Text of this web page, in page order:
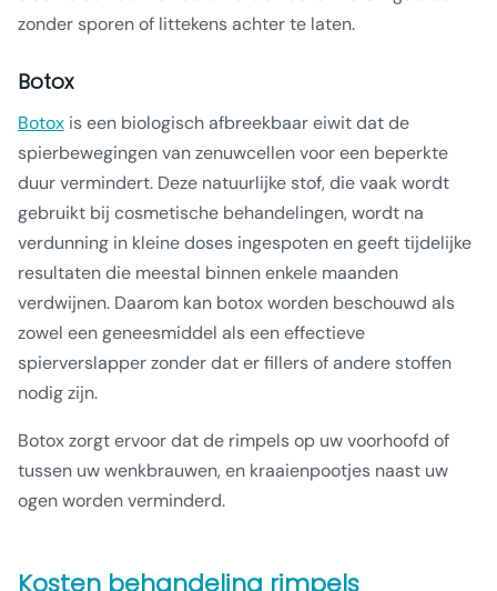
zonder sporen of littekens achter te laten.
Botox
Botox is een biologisch afbreekbaar eiwit dat de
spierbewegingen van zenuwcellen voor een beperkte
duur vermindert. Deze natuurlijke stof, die vaak wordt
gebruikt bij cosmetische behandelingen, wordt na
verdunning in kleine doses ingespoten en geeft tijdelijke
resultaten die meestal binnen enkele maanden
verdwijnen. Daarom kan botox worden beschouwd als
zowel een geneesmiddel als een effectieve
spierverslapper zonder dat er fillers of andere stoffen
nodig zijn.
Botox zorgt ervoor dat de rimpels op uw voorhoofd of
tussen uw wenkbrauwen, en kraaienpootjes naast uw
ogen worden verminderd.
Kosten behandeling rimpels